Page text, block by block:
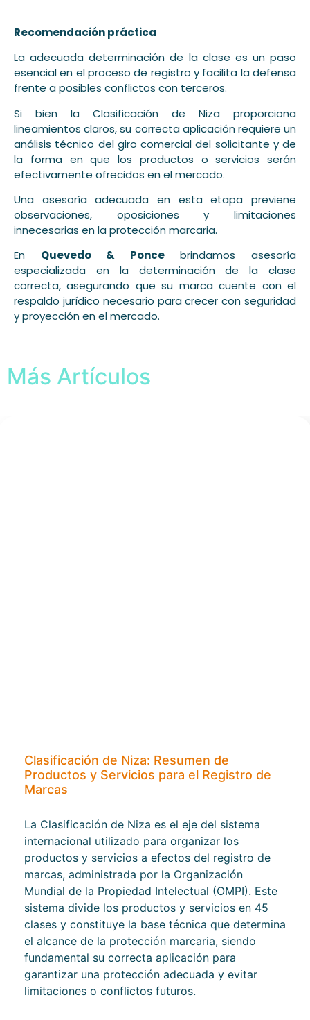
Recomendación práctica
La adecuada determinación de la clase es un paso
esencial en el proceso de registro y facilita la defensa
frente a posibles conflictos con terceros.
Si bien la Clasificación de Niza proporciona
lineamientos claros, su correcta aplicación requiere un
análisis técnico del giro comercial del solicitante y de
la forma en que los productos o servicios serán
efectivamente ofrecidos en el mercado.
Una asesoría adecuada en esta etapa previene
observaciones, oposiciones y limitaciones
innecesarias en la protección marcaria.
En Quevedo & Poncebrindamos asesoría
especializada en la determinación de la clase
correcta, asegurando que su marca cuente con el
respaldo jurídico necesario para crecer con seguridad
y proyección en el mercado.
Más Artículos
Clasificación de Niza: Resumen de
Productos y Servicios para el Registro de
Marcas
La Clasificación de Niza es el eje del sistema
internacional utilizado para organizar los
productos y servicios a efectos del registro de
marcas, administrada por la Organización
Mundial de la Propiedad Intelectual (OMPI). Este
sistema divide los productos y servicios en 45
clases y constituye la base técnica que determina
el alcance de la protección marcaria, siendo
fundamental su correcta aplicación para
garantizar una protección adecuada y evitar
limitaciones o conflictos futuros.